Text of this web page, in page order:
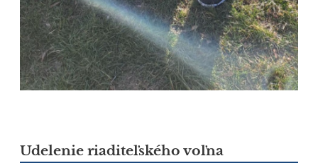
Udelenie riaditeľského voľna